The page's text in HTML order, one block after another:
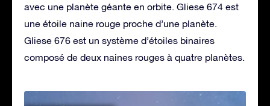
avec une planète géante en orbite. Gliese 674 est
une étoile naine rouge proche d’une planète.
Gliese 676 est un système d’étoiles binaires
composé de deux naines rouges à quatre planètes.